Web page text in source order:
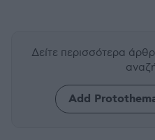
Δείτε περισσότερα
Add